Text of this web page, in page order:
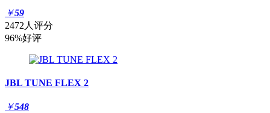
￥59
2472人评分
96%好评
JBL TUNE FLEX 2
￥548